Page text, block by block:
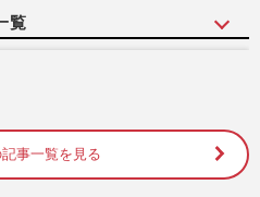
覧
参・新規ファンがいがみ合
イブを生田斗真と清野菜名、
7月22日号 2025/7/8
事一覧を見る